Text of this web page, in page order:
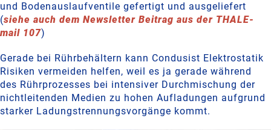
und Bodenauslaufventile gefertigt und ausgeliefert
(siehe auch dem Newsletter Beitrag aus der THALE-
mail 107)
Gerade bei Rührbehältern kann Condusist Elektrostatik
Risiken vermeiden helfen, weil es ja gerade während
des Rührprozesses bei intensiver Durchmischung der
nichtleitenden Medien zu hohen Aufladungen aufgrund
starker Ladungstrennungsvorgänge kommt.